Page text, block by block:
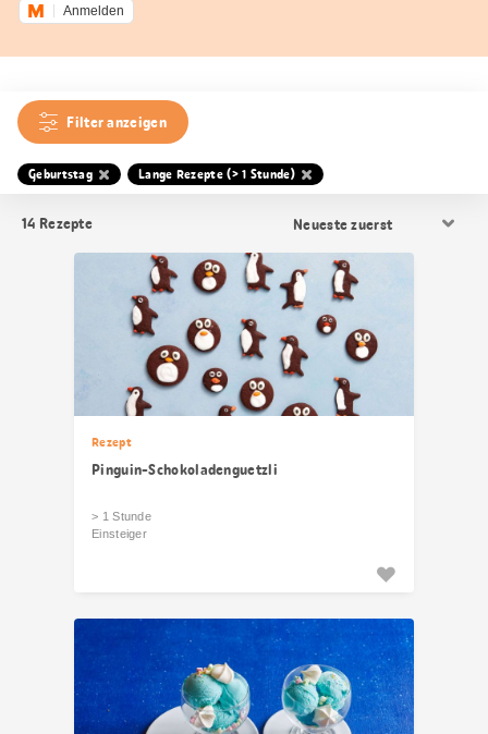
Anmelden
Filter anzeigen
Geburtstag Lange Rezepte (> 1 Stunde)
14 Rezepte
Sortierung
Rezept
Pinguin-Schokoladenguetzli
> 1 Stunde
Einsteiger